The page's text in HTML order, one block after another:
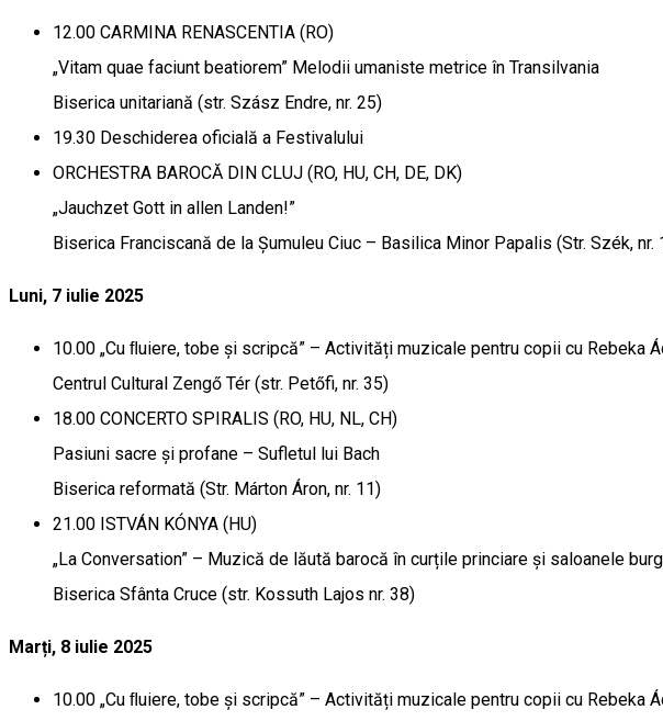
12.00 CARMINA RENASCENTIA (RO)
„Vitam quae faciunt beatiorem” Melodii umaniste metrice în Transilvania
Biserica unitariană (str. Szász Endre, nr. 25)
19.30 Deschiderea oficială a Festivalului
ORCHESTRA BAROCĂ DIN CLUJ (RO, HU, CH, DE, DK)
„Jauchzet Gott in allen Landen!”
Biserica Franciscană de la Șumuleu Ciuc – Basilica Minor Papalis (Str. Szék, nr.
Luni, 7 iulie 2025
10.00 „Cu ﬂuiere, tobe și scripcă” – Activități muzicale pentru copii cu Rebeka
Centrul Cultural Zengő Tér (str. Petőfi, nr. 35)
18.00 CONCERTO SPIRALIS (RO, HU, NL, CH)
Pasiuni sacre și profane – Sufletul lui Bach
Biserica reformată (Str. Márton Áron, nr. 11)
21.00 ISTVÁN KÓNYA (HU)
„La Conversation” – Muzică de lăută barocă în curțile princiare și saloanele
Biserica Sfânta Cruce (str. Kossuth Lajos nr. 38)
Marți, 8 iulie 2025
10.00 „Cu ﬂuiere, tobe și scripcă” – Activități muzicale pentru copii cu Rebeka